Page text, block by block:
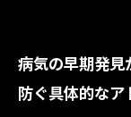
病気の早期発見
防ぐ具体的なア